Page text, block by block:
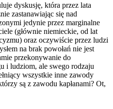
dyskusję, która przez lata
zastanawiając się nad
jedynie przez marginalne
(głównie niemieckie, od lat
oraz oczywiście przez ludzi
na brak powołań nie jest
przekonywanie do
i ludziom, ale swego rodzaju
wszystkie inne zawody
są z zawodu kapłanami? Ot,